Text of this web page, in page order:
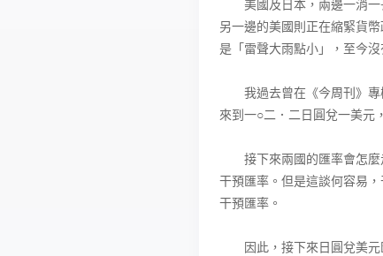
美國及日本，兩邊一消一
另一邊的美國則正在縮緊貨
是「雷聲大雨點小」，至今
我過去曾在《今周刊》專
來到一○二．二日圓兌一美元
接下來兩國的匯率會怎麼
干預匯率。但是這談何容易
干預匯率。
因此，接下來日圓兌美元